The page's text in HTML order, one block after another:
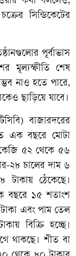
চক্রের সিন্ডিকেটের
পূর্বাভাস
মূল্যস্ফীতি
শেষ
নাও হতে পারে,
ছাড়িয়ে যাবে।
)বাজারদরের
এক বছরে মোটা
৫২ থেকে ৫৬
-২৮ চালের দাম ৬
টাকায়
ঠেকেছে।
বছরে ১৫ শতাংশ
টাকা এবং পাম তেল
বিক্রি হচ্ছে।
থাকছে। শীত বা